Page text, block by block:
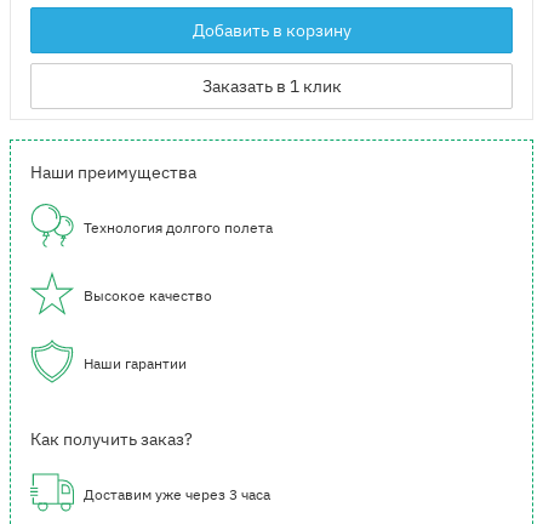
Добавить в корзину
Заказать в 1 клик
Наши преимущества
Технология долгого полета
Высокое качество
Наши гарантии
Как получить заказ?
Доставим уже через 3 часа